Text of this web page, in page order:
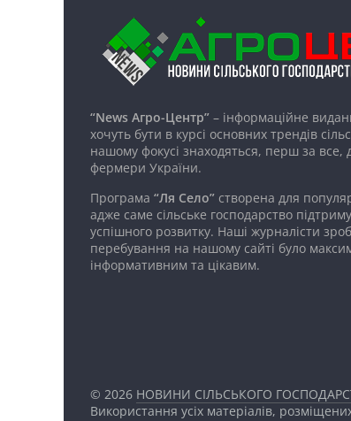
“News Агро-Центр” – інформаційне
хочуть бути в курсі основних трендів
нашому фокусі знаходяться, перш за все,
фермери України.
Програма “Ля Село” створена для
адже саме сільське господарство
успішного розвитку. Наші журналісти
перебування на нашому сайті було
інформативним та цікавим.
© 2026 НОВИНИ СІЛЬСЬКОГО
Використання усіх матеріалів,